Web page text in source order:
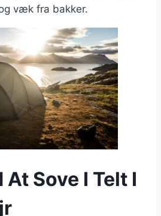
væk fra bakker.
At Sove I Telt I